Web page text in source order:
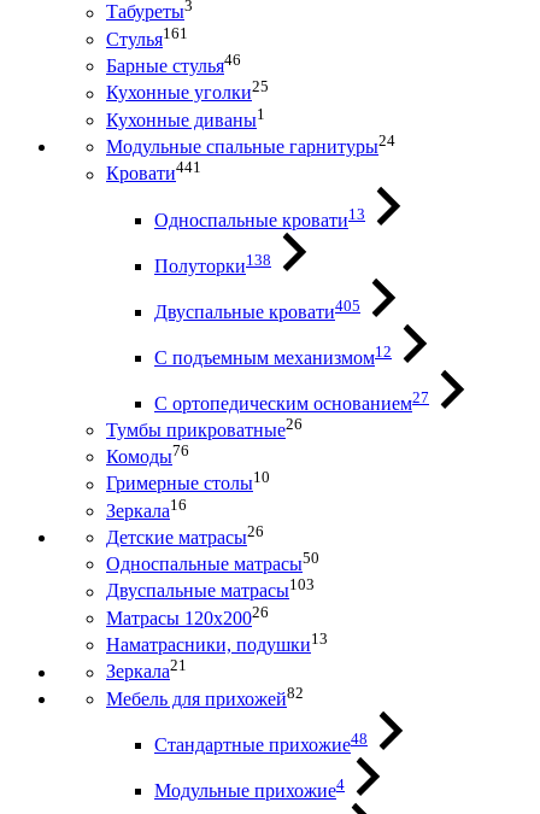
Табуреты3
Стулья161
Барные стулья46
Кухонные уголки25
Кухонные диваны1
Модульные спальные гарнитуры24
Кровати441
Односпальные кровати13
Полуторки138
Двуспальные кровати405
С подъемным механизмом12
С ортопедическим основанием27
Тумбы прикроватные26
Комоды76
Гримерные столы10
Зеркала16
Детские матрасы26
Односпальные матрасы50
Двуспальные матрасы103
Матрасы 120х20026
Наматрасники, подушки13
Зеркала21
Мебель для прихожей82
Стандартные прихожие48
Модульные прихожие4